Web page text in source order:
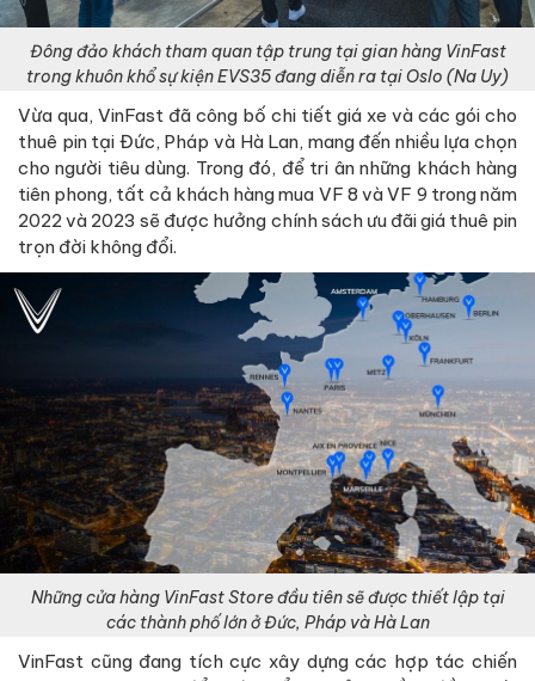
Đông đảo khách tham quan tập trung tại gian hàng VinFast
trong khuôn khổ sự kiện EVS35 đang diễn ra tại Oslo (Na Uy)
Vừa qua, VinFast đã công bố chi tiết giá xe và các gói cho
thuê pin tại Đức, Pháp và Hà Lan, mang đến nhiều lựa chọn
cho người tiêu dùng. Trong đó, để tri ân những khách hàng
tiên phong, tất cả khách hàng mua VF 8 và VF 9 trong năm
2022 và 2023 sẽ được hưởng chính sách ưu đãi giá thuê pin
trọn đời không đổi.
Những cửa hàng VinFast Store đầu tiên sẽ được thiết lập tại
các thành phố lớn ở Đức, Pháp và Hà Lan
VinFast cũng đang tích cực xây dựng các hợp tác chiến